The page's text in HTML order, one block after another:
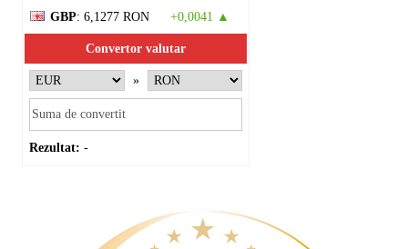
GBP: 6,1277 RON +0,0041 ▲
Convertor valutar
»
Rezultat: -